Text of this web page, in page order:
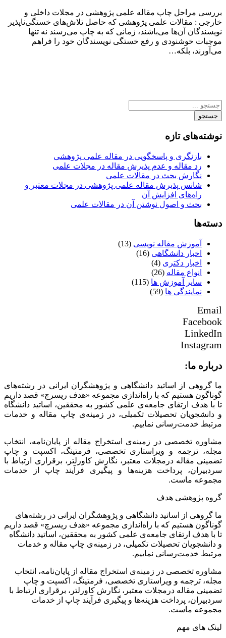
بررسی مراحل چاپ مقاله علمی پژوهشی در مجلات داخلی و
خارجی : مقالات علمی پژوهشی که حاصل تلاش‌های خستگی‌ناپذیر
نویسندگان آن‌ها می‌باشند، زمانی که به چاپ می‌رسند نه تنها
موجبات خوشنودی و رفع خستگی نویسندگان خود را فراهم
می‌آورند، بلکه…
جستجو
نوشته‌های تازه
بازنگری و پاسخگویی در مقاله علمی پژوهشی
رد مقاله و عدم پذیرش مقاله در مجلات علمی
نگارش بحث در مقالات علمی
شانس پذیرش مقاله علمی پژوهشی در مجلات معتبر و
راه‌های افزایش آن
بحث و اصول نوشتن آن در مقالات علمی
دسته‌ها
آموزش مقاله نویسی (13)
اخبار دانشگاهی (16)
اخبار دکتری (4)
انواع مقاله (26)
سایر آموزش ها (115)
نمایندگی ها (59)
Email
Facebook
LinkedIn
Instagram
درباره ما:
ما گروهی از اساتید دانشگاهی و پژوهشگران ایرانی در رشته‌های
گوناگون هستیم که با راه‌اندازی مجموعه «هدف ریسرچ» قصد داریم
تا با هدف ارتقای جامعه‌ی علمی کشور به محققین، اساتید دانشگاه
و دانشجویان تحصیلات تکمیلی، در زمینه‌ی چاپ مقاله و خدمات
مرتبط خدمت‌رسانی نماییم.
مشاوره تخصصی در زمینه‌ی استخراج مقاله از پایان‌نامه، انتخاب
مجله، ترجمه و ویراستاری تخصصی، فرمتینگ، اکسپت و چاپ
تضمینی مقاله درمجلات معتبر، نگارش کاورلتر، برقراری ارتباط با
سردبیران، پرداخت هزینه‌ها و پیگیری فرآیند چاپ از خدمات
مجموعه ماست.
گروه پژوهشی هدف
ما گروهی از اساتید دانشگاهی و پژوهشگران ایرانی در رشته‌های
گوناگون هستیم که با راه‌اندازی مجموعه «هدف ریسرچ» قصد داریم
تا با هدف ارتقای جامعه‌ی علمی کشور به محققین، اساتید دانشگاه
و دانشجویان تحصیلات تکمیلی، در زمینه‌ی چاپ مقاله و خدمات
مرتبط خدمت‌رسانی نماییم.
مشاوره تخصصی در زمینه‌ی استخراج مقاله از پایان‌نامه، انتخاب
مجله، ترجمه و ویراستاری تخصصی، فرمتینگ، اکسپت و چاپ
تضمینی مقاله درمجلات معتبر، نگارش کاورلتر، برقراری ارتباط با
سردبیران، پرداخت هزینه‌ها و پیگیری فرآیند چاپ از خدمات
مجموعه ماست.
لینک های مهم